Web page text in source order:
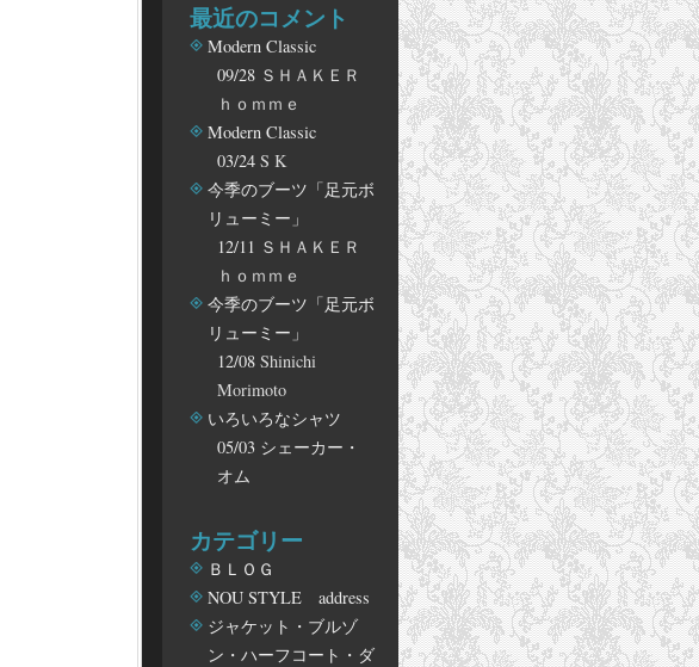
最近のコメント
Modern Classic
09/28 ＳＨＡＫＥＲ
ｈｏｍｍｅ
Modern Classic
03/24 S K
今季のブーツ「足元ボ
リューミー」
12/11 ＳＨＡＫＥＲ
ｈｏｍｍｅ
今季のブーツ「足元ボ
リューミー」
12/08 Shinichi
Morimoto
いろいろなシャツ
05/03 シェーカー・
オム
カテゴリー
ＢＬＯＧ
NOU STYLE address
ジャケット・ブルゾ
ン・ハーフコート・ダ